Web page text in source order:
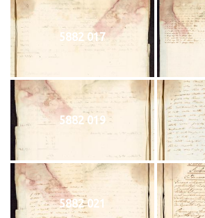
5882 017
5882 019
5882 021